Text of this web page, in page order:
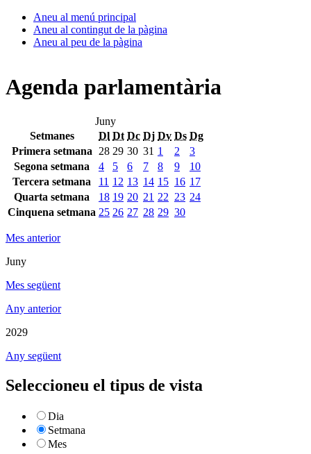
Aneu al menú principal
Aneu al contingut de la pàgina
Aneu al peu de la pàgina
Agenda parlamentària
Juny
Setmanes
Dl Dt Dc Dj Dv Ds Dg
Primera setmana
28 29 30 31 1 2
3
Segona setmana
4 5 6 7 8 9
10
Tercera setmana
11 12 13 14 15 16 17
Quarta setmana
18 19 20 21 22 23 24
Cinquena setmana 25 26 27 28 29 30
Mes anterior
Juny
Mes següent
Any anterior
2029
Any següent
Seleccioneu el tipus de vista
Dia
Setmana
Mes